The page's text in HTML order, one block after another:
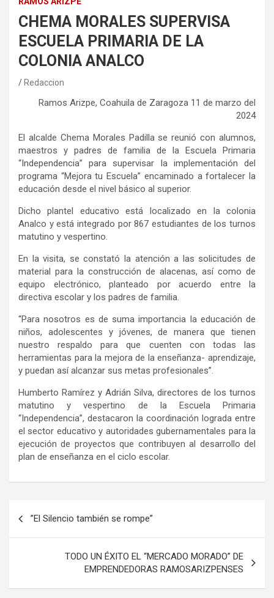
CHEMA MORALES SUPERVISA
ESCUELA PRIMARIA DE LA
COLONIA ANALCO
Redaccion
Ramos Arizpe, Coahuila de Zaragoza 11 de marzo del
2024
El alcalde Chema Morales Padilla se reunió con alumnos,
maestros y padres de familia de la Escuela Primaria
“Independencia” para supervisar la implementación del
programa “Mejora tu Escuela” encaminado a fortalecer la
educación desde el nivel básico al superior.
Dicho plantel educativo está localizado en la colonia
Analco y está integrado por 867 estudiantes de los turnos
matutino y vespertino.
En la visita, se constató la atención a las solicitudes de
material para la construcción de alacenas, así como de
equipo electrónico, planteado por acuerdo entre la
directiva escolar y los padres de familia.
“Para nosotros es de suma importancia la educación de
niños, adolescentes y jóvenes, de manera que tienen
nuestro respaldo para que cuenten con todas las
herramientas para la mejora de la enseñanza- aprendizaje,
y puedan así alcanzar sus metas profesionales”.
Humberto Ramírez y Adrián Silva, directores de los turnos
matutino y vespertino de la Escuela Primaria
“Independencia”, destacaron la coordinación lograda entre
el sector educativo y autoridades gubernamentales para la
ejecución de proyectos que contribuyen al desarrollo del
plan de enseñanza en el ciclo escolar.
entradas
”El Silencio también se rompe”
TODO UN ÉXITO EL “MERCADO MORADO” DE
EMPRENDEDORAS RAMOSARIZPENSES